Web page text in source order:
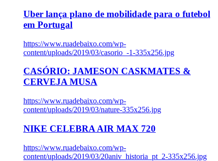
Uber lança plano de mobilidade para o futebol
em Portugal
https://www.ruadebaixo.com/wp-
content/uploads/2019/03/casorio_-1-335x256.jpg
CASÓRIO: JAMESON CASKMATES &
CERVEJA MUSA
https://www.ruadebaixo.com/wp-
content/uploads/2019/03/nature-335x256.jpg
NIKE CELEBRA AIR MAX 720
https://www.ruadebaixo.com/wp-
content/uploads/2019/03/20aniv_historia_pt_2-335x256.jpg